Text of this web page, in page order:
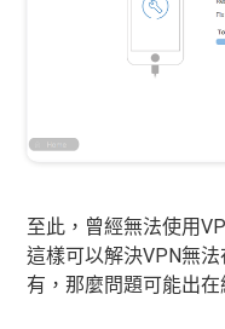
至此，曾經無法使用
這樣可以解決VPN無
有，那麼問題可能出在